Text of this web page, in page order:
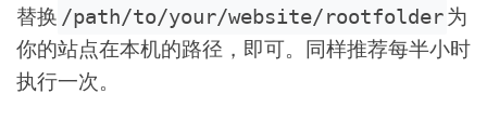
替换 /path/to/your/website/rootfolder为
你的站点在本机的路径，即可。同样推荐每半小时
执行一次。